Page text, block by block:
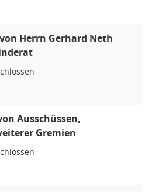
Herrn Gerhard Neth
Ausschüssen,
Gremien